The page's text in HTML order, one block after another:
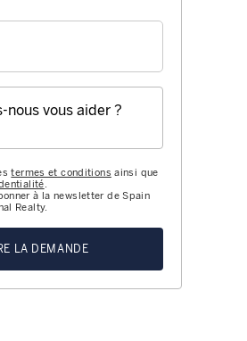
termes et conditions ainsi que
.
à la newsletter de Spain
Realty.
LA DEMANDE